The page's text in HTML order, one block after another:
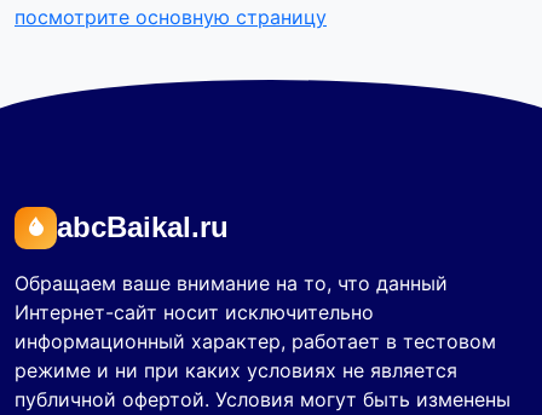
посмотрите основную страницу
abcBaikal.ru
Обращаем ваше внимание на то, что данный
Интернет-сайт носит исключительно
информационный характер, работает в тестовом
режиме и ни при каких условиях не является
публичной офертой. Условия могут быть изменены